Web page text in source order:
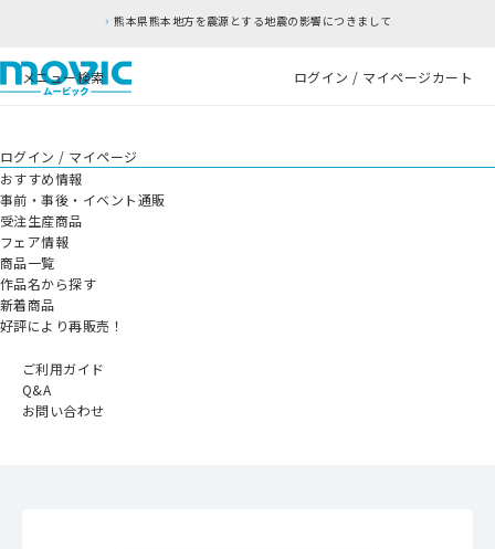
熊本県熊本地方を震源とする地震の影響につきまして
メニュー検索 ログイン / マイページカート
ログイン / マイページ
おすすめ情報
事前・事後・イベント通販
受注生産商品
フェア情報
商品一覧
作品名から探す
新着商品
好評により再販売！
ご利用ガイド
Q&A
お問い合わせ